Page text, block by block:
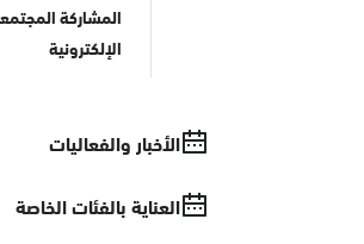
المشاركة
الإلكترونية
الأخبار والفعاليات
العناية بالفئات الخاصة